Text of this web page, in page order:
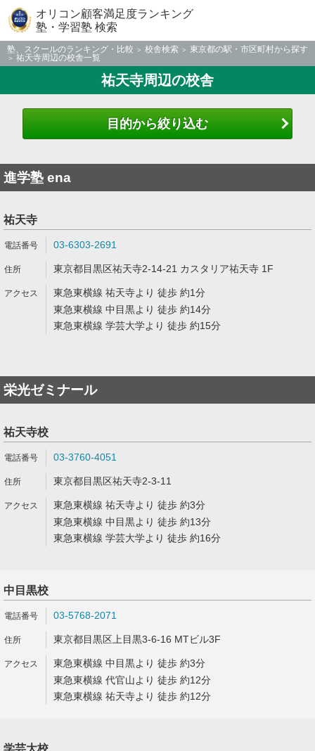
オリコン顧客満足度ランキング
塾・学習塾 検索
塾、スクールのランキング・比較 校舎検索
東京都の駅・市区町村から探す
祐天寺周辺の校舎一覧
祐天寺周辺の校舎
目的から絞り込む
進学塾 ena
祐天寺
03-6303-2691
東京都目黒区祐天寺2-14-21 カスタリア祐天寺 1F
東急東横線 祐天寺より 徒歩 約1分
東急東横線 中目黒より 徒歩 約14分
東急東横線 学芸大学より 徒歩 約15分
栄光ゼミナール
祐天寺校
03-3760-4051
東京都目黒区祐天寺2-3-11
東急東横線 祐天寺より 徒歩 約3分
東急東横線 中目黒より 徒歩 約13分
東急東横線 学芸大学より 徒歩 約16分
中目黒校
03-5768-2071
東京都目黒区上目黒3-6-16 MTビル3F
東急東横線 中目黒より 徒歩 約3分
東急東横線 代官山より 徒歩 約12分
東急東横線 祐天寺より 徒歩 約12分
学芸大校